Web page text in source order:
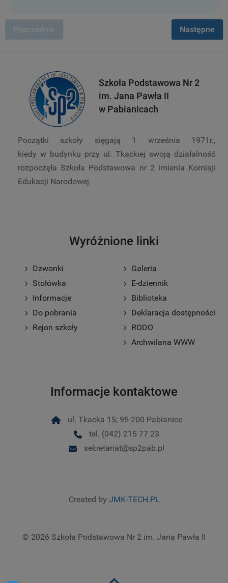
Poprzednie Następne
Szkoła Podstawowa Nr 2
im. Jana Pawła II
w Pabianicach
Początki szkoły sięgają 1 września 1971r.,
kiedy w budynku przy ul. Tkackiej swoją działalność
rozpoczęła Szkoła Podstawowa nr 2 imienia Komisji
Edukacji Narodowej.
Wyróżnione linki
Dzwonki
Stołówka
Informacje
Do pobrania
Rejon szkoły
Galeria
E-dziennik
Biblioteka
Deklaracja dostępności
RODO
Archwilana WWW
Informacje kontaktowe
ul. Tkacka 15; 95-200 Pabianice
tel. (042) 215 77 23
sekretariat@sp2pab.pl
Created by JMK-TECH.PL
© 2026 Szkoła Podstawowa Nr 2 im. Jana Pawła II